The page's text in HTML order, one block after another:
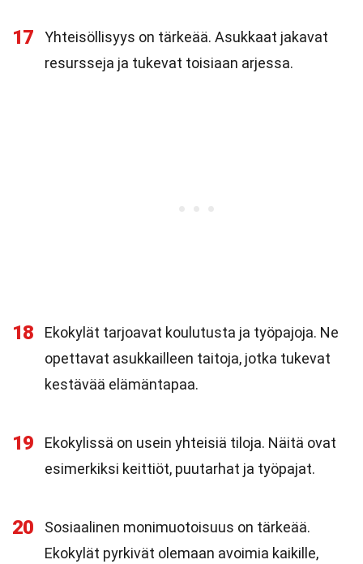
17
Yhteisöllisyys on tärkeää. Asukkaat jakavat
resursseja ja tukevat toisiaan arjessa.
18
Ekokylät tarjoavat koulutusta ja työpajoja. Ne
opettavat asukkailleen taitoja, jotka tukevat
kestävää elämäntapaa.
19
Ekokylissä on usein yhteisiä tiloja. Näitä ovat
esimerkiksi keittiöt, puutarhat ja työpajat.
20
Sosiaalinen monimuotoisuus on tärkeää.
Ekokylät pyrkivät olemaan avoimia kaikille,